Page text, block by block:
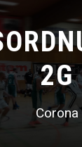
2G
Corona